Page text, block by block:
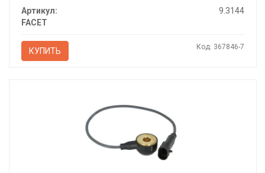
Артикул:
9.3144
FACET
КУПИТЬ Код: 367846-7